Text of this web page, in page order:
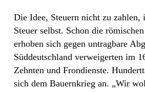
Die Idee, Steuern nicht zu zahlen,
Steuer selbst. Schon die
erhoben sich gegen untragbare
Süddeutschland verweigerten im
Zehnten und Frondienste.
sich dem Bauernkrieg an. „Wir